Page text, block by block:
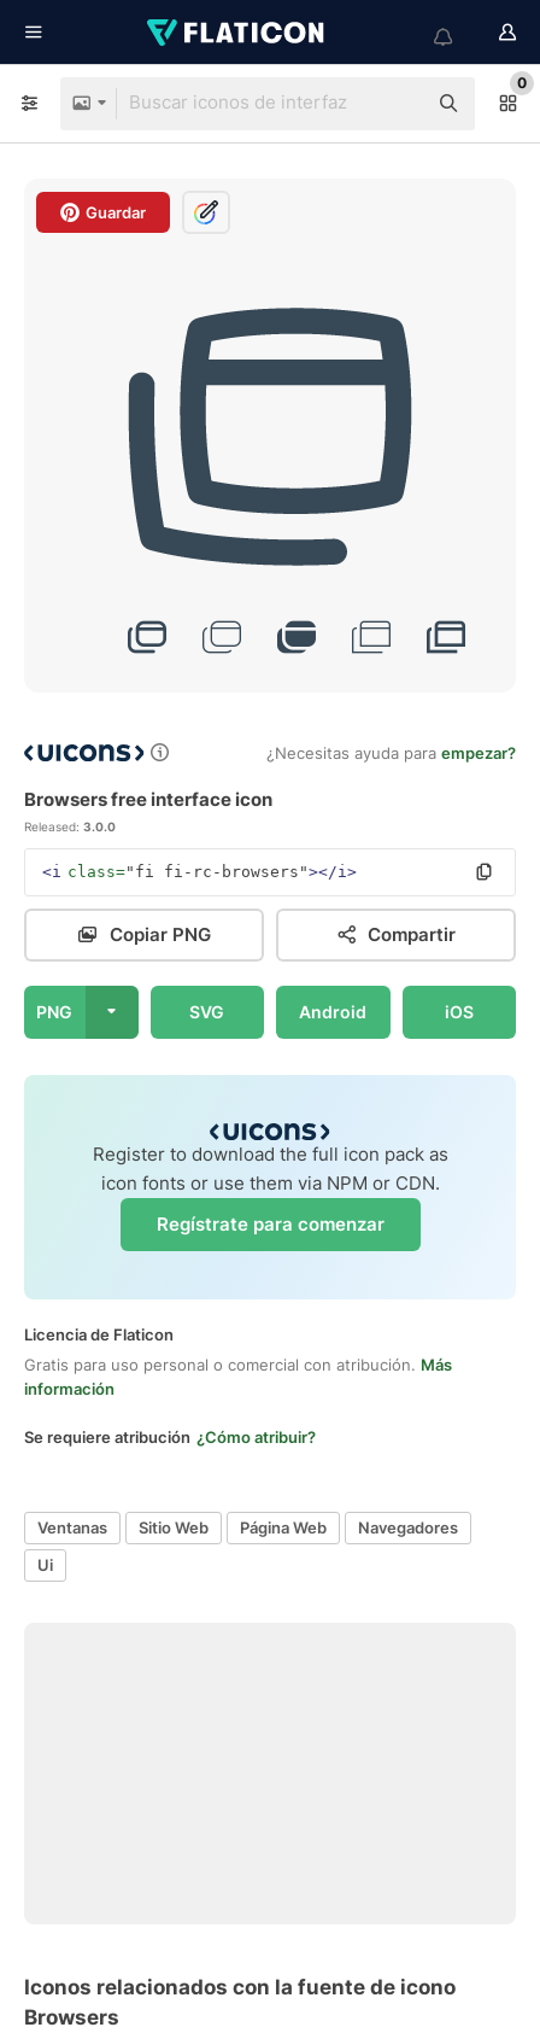
0
Guardar
¿Necesitas ayuda para empezar?
Browsers free interface icon
Released: 3.0.0
<i class="fi fi-rc-browsers"></i>
Copiar PNG Compartir
PNG SVG Android iOS
Register to download the full icon pack as
icon fonts or use them via NPM or CDN.
Regístrate para comenzar
Licencia de Flaticon
Gratis para uso personal o comercial con atribución. Más
información
Se requiere atribución ¿Cómo atribuir?
Ventanas Sitio Web Página Web
Navegadores
Ui
Iconos relacionados con la fuente de icono
Browsers